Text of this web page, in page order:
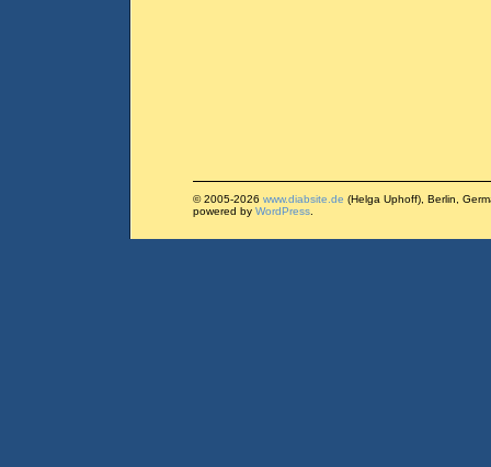
© 2005-2026 www.diabsite.de (Helga Uphoff), Berlin,
powered by WordPress.